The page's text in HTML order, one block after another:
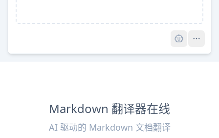
Markdown 翻译器在线
AI 驱动的 Markdown 文档翻译